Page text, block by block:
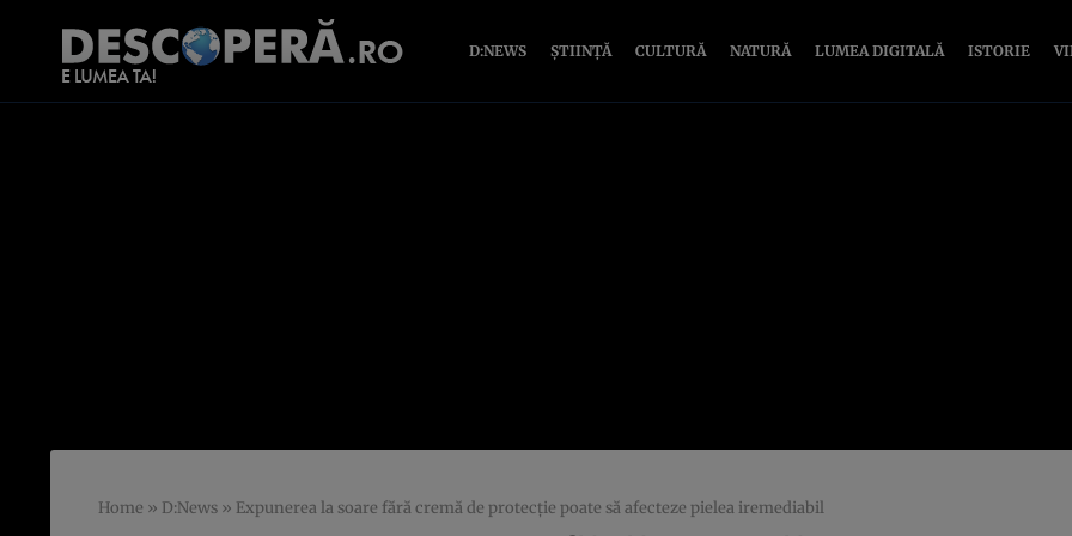
D:NEWS ȘTIINȚĂ CULTURĂ NATURĂ LUMEA DIGITALĂ ISTORIE
Home » D:News » Expunerea la soare fără cremă de protecţie poate să afecteze pielea iremediabil